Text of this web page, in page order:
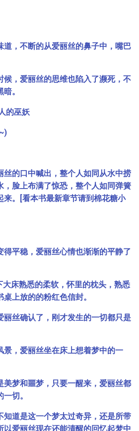
道，不断的从爱丽丝的鼻子中，嘴巴
候，爱丽丝的思维也陷入了濒死，不
。
的巫妖
丝的口中喊出，整个人如同从水中捞
，脸上布满了惊恐，整个人如同弹簧
来。[看本书最新章节请到棉花糖小
得平稳，爱丽丝心情也渐渐的平静了
大床熟悉的柔软，怀里的枕头，熟悉
上放的的粉红色信封。
丽丝确认了，刚才发生的一切都只是
景，爱丽丝坐在床上想着梦中的一
美梦和噩梦，只要一醒来，爱丽丝都
切。
知道是这一个梦太过奇异，还是所带
以爱丽丝现在还能清醒的回忆起梦中